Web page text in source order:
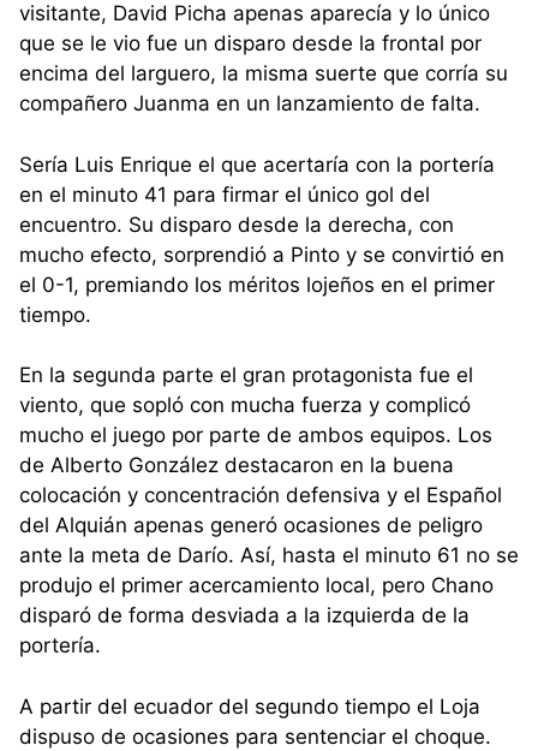
visitante, David Picha apenas aparecía y lo único
que se le vio fue un disparo desde la frontal por
encima del larguero, la misma suerte que corría su
compañero Juanma en un lanzamiento de falta.
Sería Luis Enrique el que acertaría con la portería
en el minuto 41 para firmar el único gol del
encuentro. Su disparo desde la derecha, con
mucho efecto, sorprendió a Pinto y se convirtió en
el 0-1, premiando los méritos lojeños en el primer
tiempo.
En la segunda parte el gran protagonista fue el
viento, que sopló con mucha fuerza y complicó
mucho el juego por parte de ambos equipos. Los
de Alberto González destacaron en la buena
colocación y concentración defensiva y el Español
del Alquián apenas generó ocasiones de peligro
ante la meta de Darío. Así, hasta el minuto 61 no se
produjo el primer acercamiento local, pero Chano
disparó de forma desviada a la izquierda de la
portería.
A partir del ecuador del segundo tiempo el Loja
dispuso de ocasiones para sentenciar el choque.